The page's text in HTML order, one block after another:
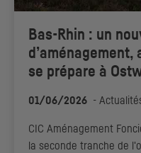
Bas-Rhin : un
se prépare à
01/06/2026 -
CIC Aménagement
la seconde tranche de